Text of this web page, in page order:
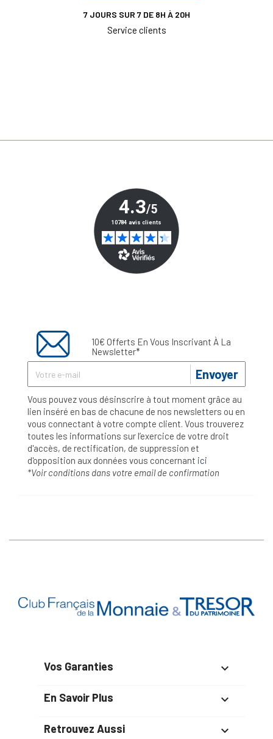
7 JOURS SUR 7 DE 8H À 20H
Service clients
10€ Offerts En Vous Inscrivant À La
Newsletter*
Envoyer
Vous pouvez vous désinscrire à tout moment grâce au
lien inséré en bas de chacune de nos newsletters ou en
vous connectant à votre compte client. Vous trouverez
toutes les informations sur l’exercice de votre droit
d'accès, de rectification, de suppression et
d'opposition aux données vous concernant ici
*Voir conditions dans votre email de confirmation
Vos Garanties 
En Savoir Plus 
Retrouvez Aussi 